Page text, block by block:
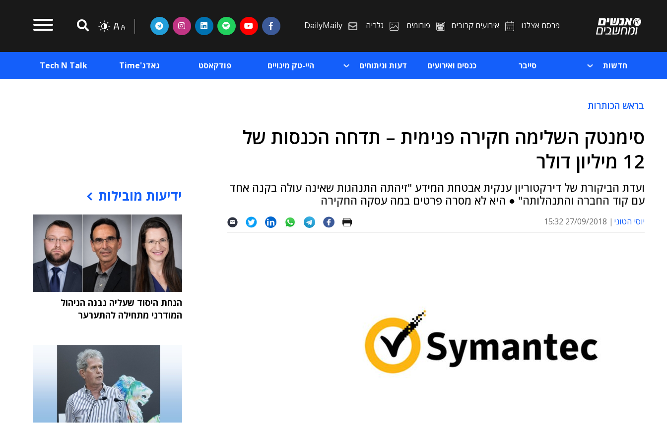
פרסם אצלנו אירועים קרובים פורומים גלריה DailyMaily
חדשות סייבר כנסים ואירועים דעות וניתוחים היי-טק מינויים פודקאסט גאדג'Time Tech N Talk
בראש הכותרות
סימנטק השלימה חקירה פנימית – תדחה הכנסות של
12 מיליון דולר
ועדת הביקורת של דירקטוריון ענקית אבטחת המידע "זיהתה התנהגות שאינה עולה בקנה אחד
עם קוד החברה והתנהלותה" ● היא לא מסרה פרטים במה עסקה החקירה
יוסי הטוני 27/09/2018 15:32
ידיעות מובילות
הנחת היסוד שעליה נבנה הניהול
המודרני מתחילה להתערער